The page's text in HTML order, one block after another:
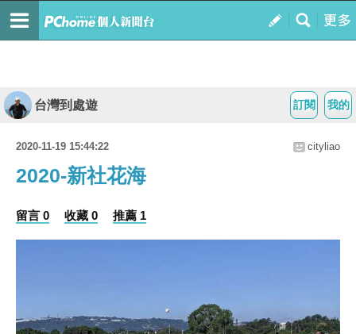
我的
訂閱
台灣到處遊
2020-11-19 15:44:22 cityliao
2020-新社花海
留言 0 收藏 0 推薦 1